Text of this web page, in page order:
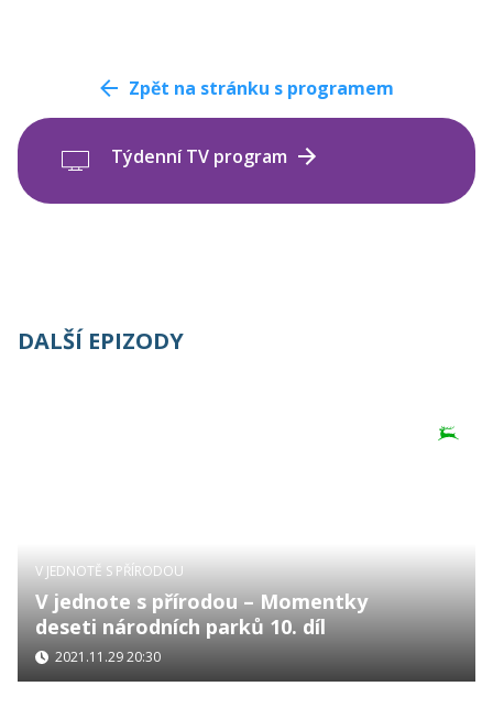
Zpět na stránku s programem
Týdenní TV program
DALŠÍ EPIZODY
V JEDNOTĚ S PŘÍRODOU
V jednote s přírodou – Momentky
deseti národních parků 10. díl
2021.11.29 20:30